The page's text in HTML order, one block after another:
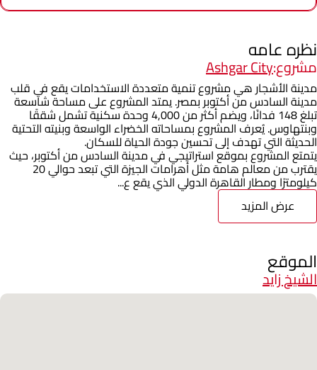
نظره عامه
مشروع:Ashgar City
مدينة الأشجار هي مشروع تنمية متعددة الاستخدامات يقع في قلب
مدينة السادس من أكتوبر بمصر. يمتد المشروع على مساحة شاسعة
تبلغ 148 فدانًا، ويضم أكثر من 4,000 وحدة سكنية تشمل شققًا
وبنتهاوس. يُعرف المشروع بمساحاته الخضراء الواسعة وبنيته التحتية
الحديثة التي تهدف إلى تحسين جودة الحياة للسكان.
يتمتع المشروع بموقع استراتيجي في مدينة السادس من أكتوبر، حيث
يقترب من معالم هامة مثل أهرامات الجيزة التي تبعد حوالي 20
كيلومترًا ومطار القاهرة الدولي الذي يقع ع...
عرض المزيد
الموقع
الشيخ زايد